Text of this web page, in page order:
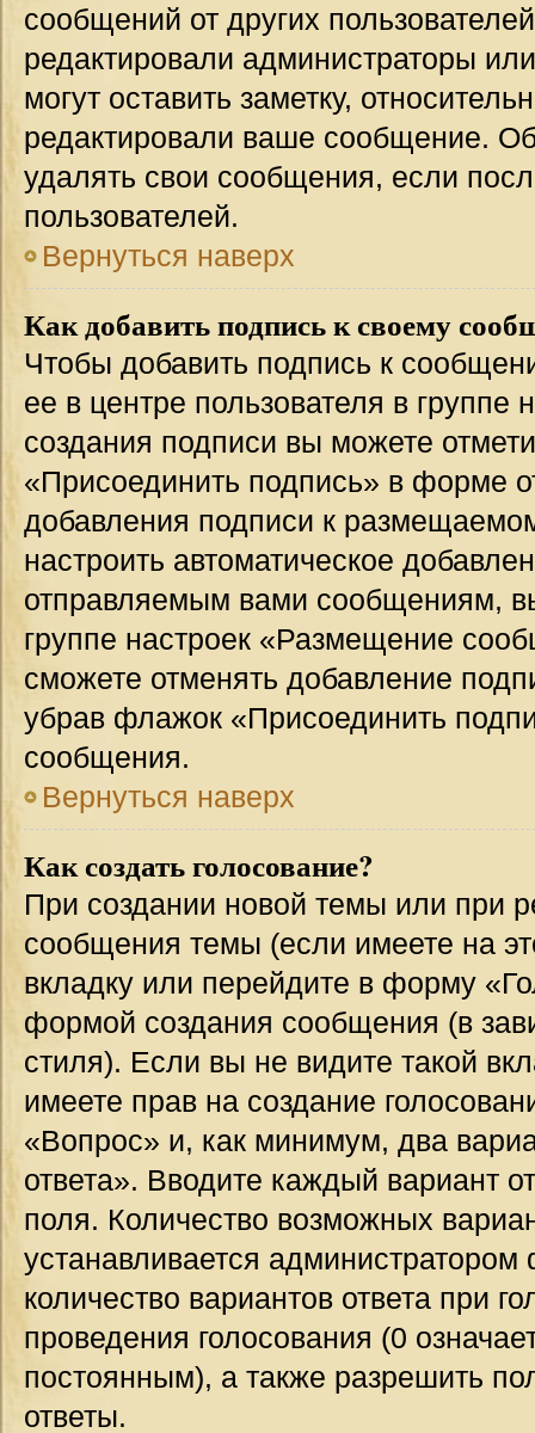
сообщений от других
редактировали администраторы
могут оставить заметку,
редактировали ваше сообщение.
удалять свои сообщения, если
пользователей.
Вернуться наверх
Как добавить подпись к своему
Чтобы добавить подпись к
ее в центре пользователя в
создания подписи вы можете
«Присоединить подпись» в форме
добавления подписи к
настроить автоматическое
отправляемым вами сообщениям,
группе настроек «Размещение
сможете отменять добавление
убрав флажок «Присоединить
сообщения.
Вернуться наверх
Как создать голосование?
При создании новой темы или при
сообщения темы (если имеете на
вкладку или перейдите в форму
формой создания сообщения (в
стиля). Если вы не видите такой
имеете прав на создание
«Вопрос» и, как минимум, два
ответа». Вводите каждый вариант
поля. Количество возможных
устанавливается
количество вариантов ответа при
проведения голосования (0
постоянным), а также разрешить
ответы.